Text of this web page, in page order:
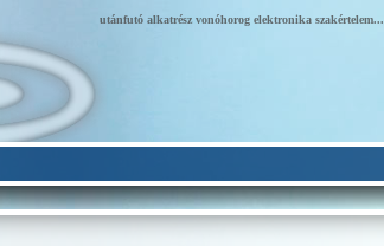
utánfutó alkatrész vonóhorog elektronika szakértelem...